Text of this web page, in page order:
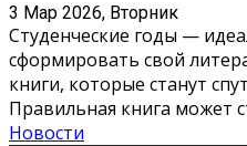
3 Мар 2026, Вторник
Студенческие годы —
сформировать свой
книги, которые станут
Правильная книга может
Новости